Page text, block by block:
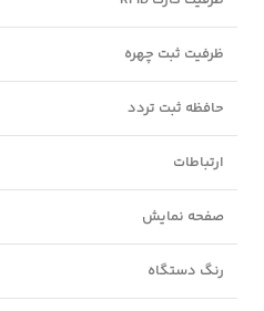
ظرفیت ثبت چهره
حافظه ثبت تردد
ارتباطات
صفحه نمایش
رنگ دستگاه